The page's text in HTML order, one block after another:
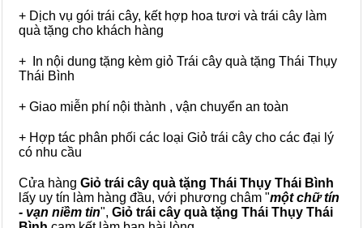
+ Dịch vụ gói trái cây, kết hợp hoa tươi và trái cây làm
quà tặng cho khách hàng
+ In nội dung tặng kèm giỏ Trái cây quà tặng Thái Thụy
Thái Bình
+ Giao miễn phí nội thành , vận chuyển an toàn
+ Hợp tác phân phối các loại Giỏ trái cây cho các đại lý
có nhu cầu
Cửa hàng Giỏ trái cây quà tặng Thái Thụy Thái Bình
lấy uy tín làm hàng đầu, với phương châm "một chữ tín
- vạn niềm tin", Giỏ trái cây quà tặng Thái Thụy Thái